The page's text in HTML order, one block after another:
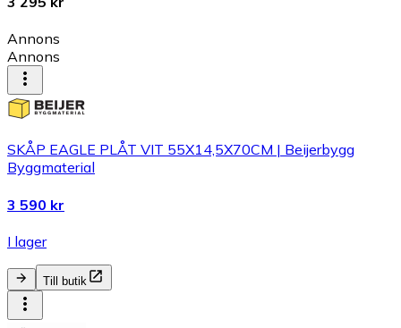
Annons
Annons
SKÅP EAGLE PLÅT VIT 55X14,5X70CM | Beijerbygg
Byggmaterial
3 590 kr
I lager
Till butik